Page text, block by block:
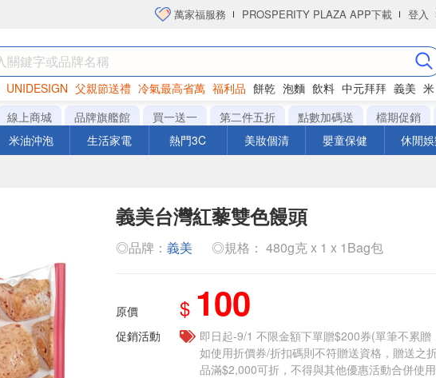
萬家福服務 PROSPERITY PLAZA APP下載 登入
UNIDESIGN 父親節送禮 冷氣最高省萬 福利品 餅乾 泡麵 飲料 中元拜拜 義美 米
罐頭 海苔 洋芋片
線上商城 品牌旗艦館 買一送一 第二件五折 點數加碼送 檔期促銷
米油沖泡 生活家電 熱門3C 美妝個清 嬰童保健 休閒
義美台灣紅藜雙色饅頭
◎品牌： 義美 ◎規格： 480g克 x 1 x 1Bag包
原價 $ 100
促銷活動
即日起-9/1 不限金額下單贈$200券(單筆不累贈
如使用折價券/折扣碼則不符贈送資格，贈送之
品滿$2,000可折，不得與其他優惠活動合併使